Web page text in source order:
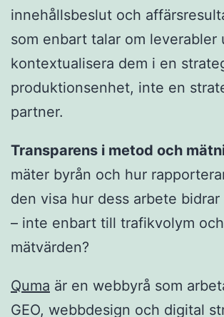
innehållsbeslut och
som enbart talar om leverabler
kontextualisera dem i en
produktionsenhet, inte en
partner.
Transparens i metod och
mäter byrån och hur
den visa hur dess arbete
– inte enbart till trafikvolym
mätvärden?
Quma är en webbyrå som
GEO, webbdesign och digital